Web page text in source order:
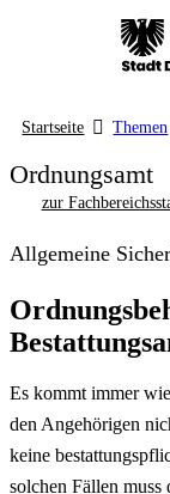
Startseite Themen
Ordnungsamt
zur
Allgemeine
Es kommt immer
den Angehörigen
keine
solchen Fällen muss